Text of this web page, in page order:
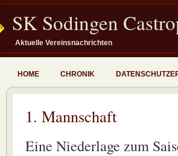
SK Sodingen
Aktuelle Vereinsnachrichten
HOME CHRONIK
1. Mannschaft
Eine Niederlage zum